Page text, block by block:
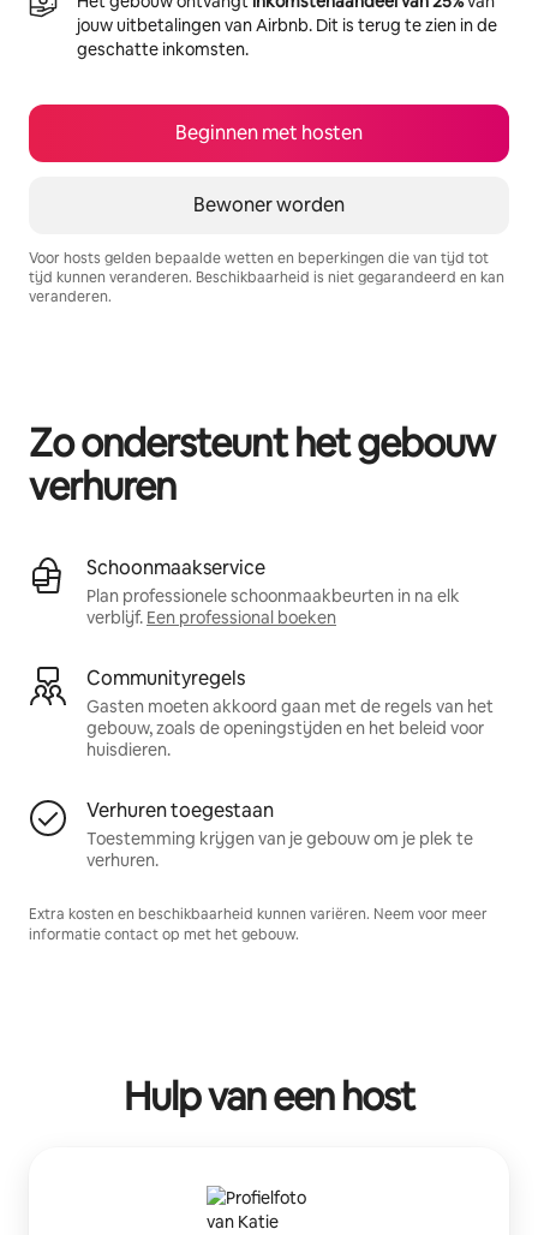
jouw uitbetalingen van Airbnb. Dit is terug te zien in de
geschatte inkomsten.
Beginnen met hosten
Bewoner worden
Voor hosts gelden bepaalde wetten en beperkingen die van tijd tot
tijd kunnen veranderen. Beschikbaarheid is niet gegarandeerd en kan
veranderen.
Zo ondersteunt het gebouw
verhuren
Schoonmaakservice
Plan professionele schoonmaakbeurten in na elk
verblijf. Een professional boeken
Communityregels
Gasten moeten akkoord gaan met de regels van het
gebouw, zoals de openingstijden en het beleid voor
huisdieren.
Verhuren toegestaan
Toestemming krijgen van je gebouw om je plek te
verhuren.
Extra kosten en beschikbaarheid kunnen variëren. Neem voor meer
informatie contact op met het gebouw.
Hulp van een host